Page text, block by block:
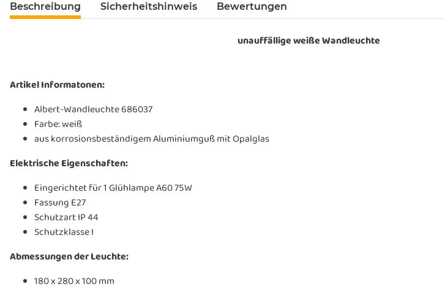
Beschreibung Sicherheitshinweis Bewertungen
unauffällige weiße Wandleuchte
Artikel Informatonen:
Albert-Wandleuchte 686037
Farbe: weiß
aus korrosionsbeständigem Aluminiumguß mit Opalglas
Elektrische Eigenschaften:
Eingerichtet für 1 Glühlampe A60 75W
Fassung E27
Schutzart IP 44
Schutzklasse I
Abmessungen der Leuchte:
180 x 280 x 100 mm